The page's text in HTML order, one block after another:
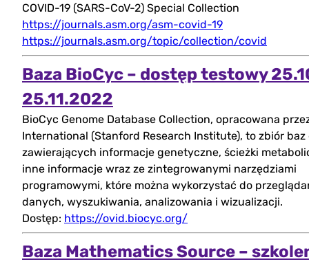
COVID-19 (SARS-CoV-2) Special Collection
https://journals.asm.org/asm-covid-19
https://journals.asm.org/topic/collection/covid
Baza BioCyc – dostęp testowy
25.11.2022
w
nowej
zakładce)
BioCyc Genome Database Collection, opracowana
International (Stanford Research Institute), to zbiór
zawierających informacje genetyczne, ścieżki
inne informacje wraz ze zintegrowanymi narzędziami
programowymi, które można wykorzystać do
danych, wyszukiwania, analizowania i wizualizacji.
Dostęp: https://ovid.biocyc.org/
Baza Mathematics Source –